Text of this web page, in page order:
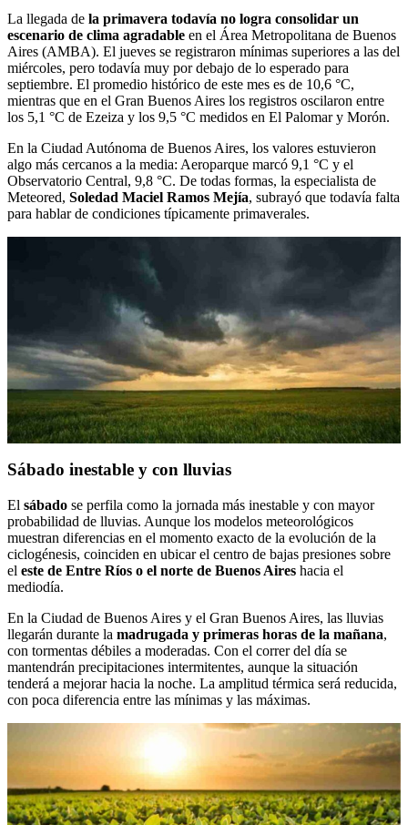
La llegada de la primavera todavía no logra consolidar un
escenario de clima agradable en el Área Metropolitana de Buenos
Aires (AMBA). El jueves se registraron mínimas superiores a las del
miércoles, pero todavía muy por debajo de lo esperado para
septiembre. El promedio histórico de este mes es de 10,6 °C,
mientras que en el Gran Buenos Aires los registros oscilaron entre
los 5,1 °C de Ezeiza y los 9,5 °C medidos en El Palomar y Morón.
En la Ciudad Autónoma de Buenos Aires, los valores estuvieron
algo más cercanos a la media: Aeroparque marcó 9,1 °C y el
Observatorio Central, 9,8 °C. De todas formas, la especialista de
Meteored, Soledad Maciel Ramos Mejía, subrayó que todavía falta
para hablar de condiciones típicamente primaverales.
Sábado inestable y con lluvias
El sábado se perfila como la jornada más inestable y con mayor
probabilidad de lluvias. Aunque los modelos meteorológicos
muestran diferencias en el momento exacto de la evolución de la
ciclogénesis, coinciden en ubicar el centro de bajas presiones sobre
el este de Entre Ríos o el norte de Buenos Aires hacia el
mediodía.
En la Ciudad de Buenos Aires y el Gran Buenos Aires, las lluvias
llegarán durante la madrugada y primeras horas de la mañana,
con tormentas débiles a moderadas. Con el correr del día se
mantendrán precipitaciones intermitentes, aunque la situación
tenderá a mejorar hacia la noche. La amplitud térmica será reducida,
con poca diferencia entre las mínimas y las máximas.